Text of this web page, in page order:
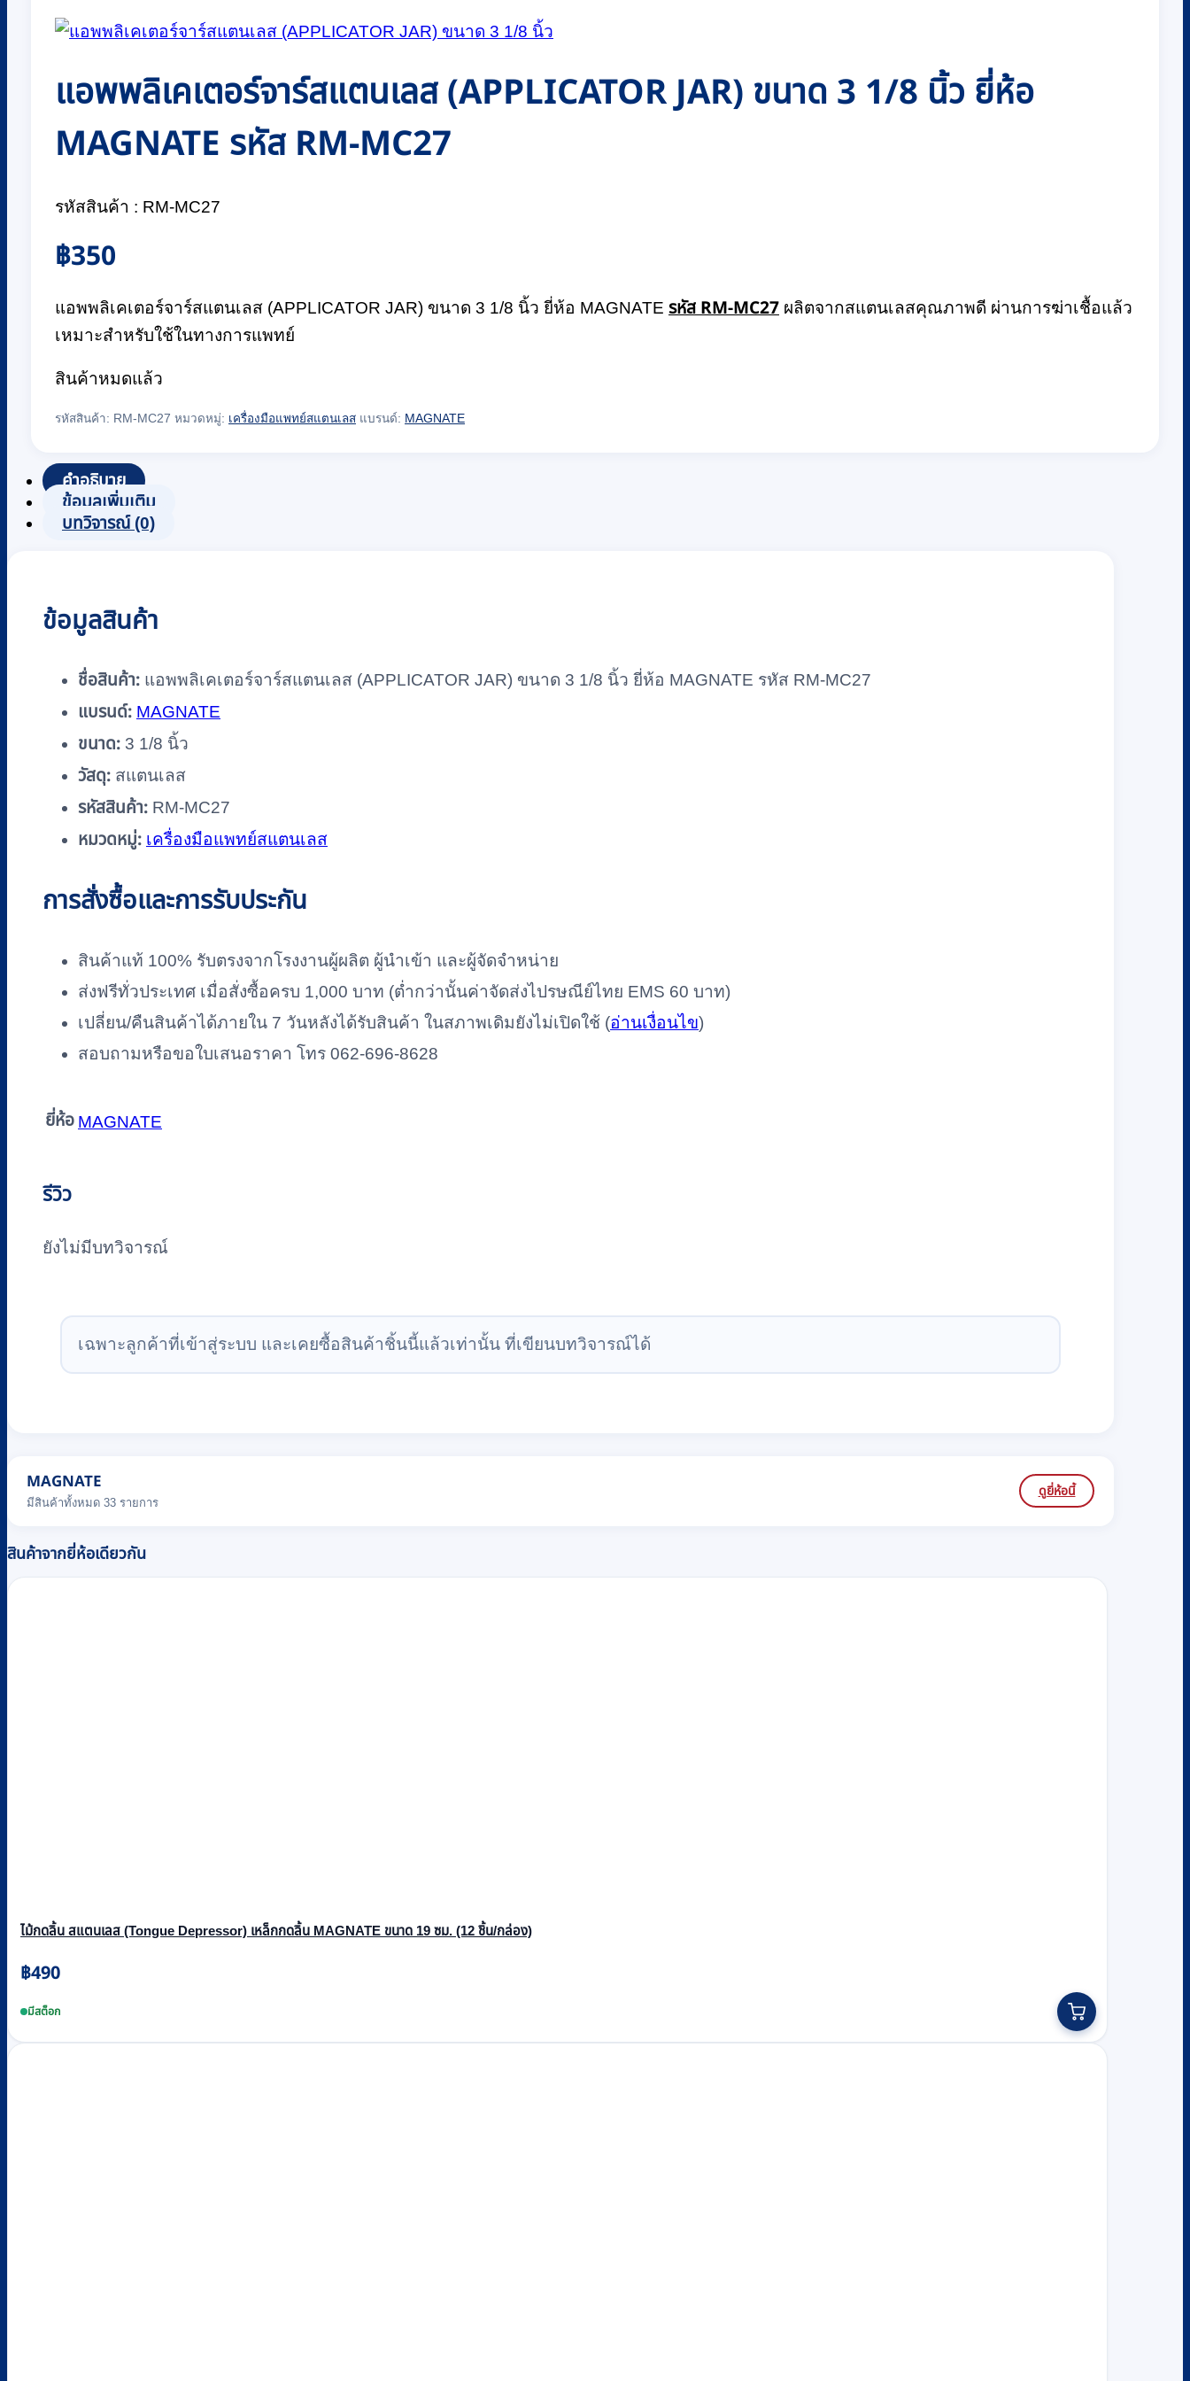
แอพพลิเคเตอร์จาร์สแตนเลส (APPLICATOR JAR) ขนาด 3 1/8 นิ้ว ยี่ห้อ
MAGNATE รหัส RM-MC27
รหัสสินค้า : RM-MC27
฿350
แอพพลิเคเตอร์จาร์สแตนเลส (APPLICATOR JAR) ขนาด 3 1/8 นิ้ว ยี่ห้อ MAGNATE รหัส RM-MC27 ผลิตจากสแตนเลสคุณภาพดี ผ่านการฆ่าเชื้อแล้ว
เหมาะสำหรับใช้ในทางการแพทย์
สินค้าหมดแล้ว
รหัสสินค้า: RM-MC27 หมวดหมู่: เครื่องมือแพทย์สแตนเลส แบรนด์: MAGNATE
คำอธิบาย
ข้อมูลเพิ่มเติม
บทวิจารณ์ (0)
ข้อมูลสินค้า
ชื่อสินค้า: แอพพลิเคเตอร์จาร์สแตนเลส (APPLICATOR JAR) ขนาด 3 1/8 นิ้ว ยี่ห้อ MAGNATE รหัส RM-MC27
แบรนด์: MAGNATE
ขนาด: 3 1/8 นิ้ว
วัสดุ: สแตนเลส
รหัสสินค้า: RM-MC27
หมวดหมู่: เครื่องมือแพทย์สแตนเลส
การสั่งซื้อและการรับประกัน
สินค้าแท้ 100% รับตรงจากโรงงานผู้ผลิต ผู้นำเข้า และผู้จัดจำหน่าย
ส่งฟรีทั่วประเทศ เมื่อสั่งซื้อครบ 1,000 บาท (ต่ำกว่านั้นค่าจัดส่งไปรษณีย์ไทย EMS 60 บาท)
เปลี่ยน/คืนสินค้าได้ภายใน 7 วันหลังได้รับสินค้า ในสภาพเดิมยังไม่เปิดใช้ (อ่านเงื่อนไข)
สอบถามหรือขอใบเสนอราคา โทร 062-696-8628
ยี่ห้อ MAGNATE
รีวิว
ยังไม่มีบทวิจารณ์
เฉพาะลูกค้าที่เข้าสู่ระบบ และเคยซื้อสินค้าชิ้นนี้แล้วเท่านั้น ที่เขียนบทวิจารณ์ได้
MAGNATE
มีสินค้าทั้งหมด 33 รายการ
ดูยี่ห้อนี้
สินค้าจากยี่ห้อเดียวกัน
ไม้กดลิ้น สแตนเลส (Tongue Depressor) เหล็กกดลิ้น MAGNATE ขนาด 19 ซม. (12 ชิ้น/กล่อง)
฿490
มีสต็อก